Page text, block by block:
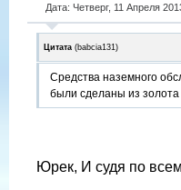
Дата: Четверг, 11 Апреля
Цитата (babcia131 )
Cредствa наземного
были сделаны из золота
Юрек, И судя по